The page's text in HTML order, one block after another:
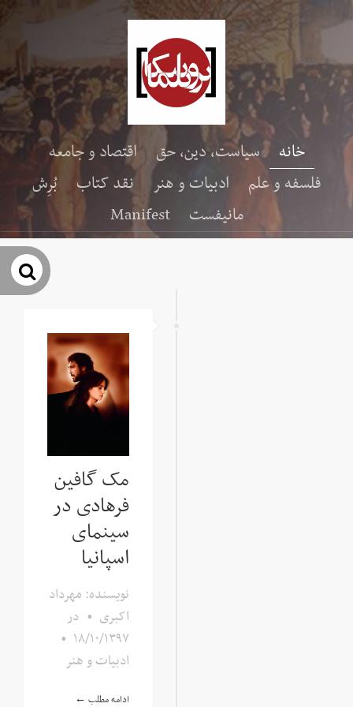
خانه سیاست، دین، حق
اقتصاد و جامعه
فلسفه و علم
ادبیات و هنر نقد کتاب
بُرِش
مانیفست
Manifest
مک گافین
فرهادی در
سینمای
اسپانیا
نویسنده: مهرداد
اکبری • در
۱۸/۱۰/۱۳۹۷ •
ادبیات و هنر
ادامه مطلب ←